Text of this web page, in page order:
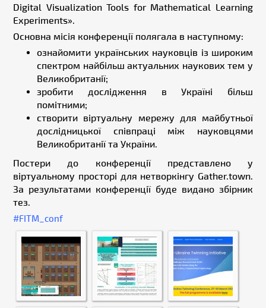
Digital Visualization Tools for Mathematical Learning
Experiments».
Основна місія конференції полягала в наступному:
ознайомити українських науковців із широким
спектром найбільш актуальних наукових тем у
Великобританії;
зробити дослідження в Україні більш
помітними;
створити віртуальну мережу для майбутньої
дослідницької співпраці між науковцями
Великобританії та України.
Постери до конференції представлено у
віртуальному просторі для нетворкінгу Gather.town.
За результатами конференції буде видано збірник
тез.
#FITM_conf